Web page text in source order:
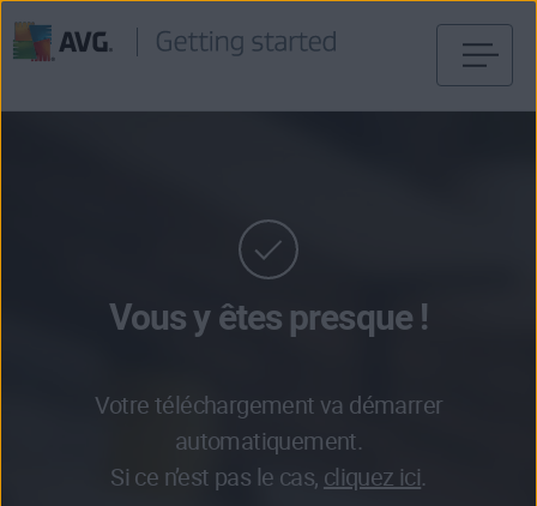
Vous y êtes presque !
Votre téléchargement va démarrer
automatiquement.
Si ce n’est pas le cas, cliquez ici.